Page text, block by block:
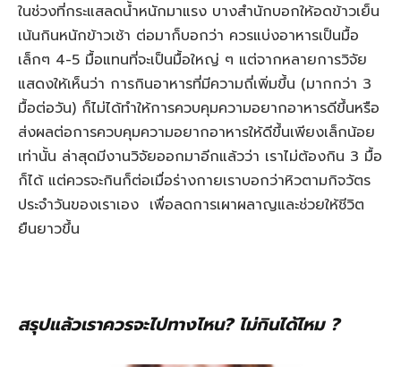
ในช่วงที่กระแสลดน้ำหนักมาแรง บางสำนักบอกให้อดข้าวเย็น
เน้นกินหนักข้าวเช้า ต่อมาก็บอกว่า ควรแบ่งอาหารเป็นมื้อ
เล็กๆ 4-5 มื้อแทนที่จะเป็นมื้อใหญ่ ๆ แต่จากหลายการวิจัย
แสดงให้เห็นว่า การกินอาหารที่มีความถี่เพิ่มขึ้น (มากกว่า 3
มื้อต่อวัน) ก็ไม่ได้ทำให้การควบคุมความอยากอาหารดีขึ้นหรือ
ส่งผลต่อการควบคุมความอยากอาหารให้ดีขึ้นเพียงเล็กน้อย
เท่านั้น ล่าสุดมีงานวิจัยออกมาอีกแล้วว่า เราไม่ต้องกิน 3 มื้อ
ก็ได้ แต่ควรจะกินก็ต่อเมื่อร่างกายเราบอกว่าหิวตามกิจวัตร
ประจำวันของเราเอง เพื่อลดการเผาผลาญและช่วยให้ชีวิต
ยืนยาวขึ้น
สรุปแล้วเราควรจะไปทางไหน? ไม่กินได้ไหม ?